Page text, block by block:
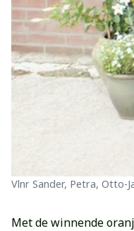
Vlnr Sander, Petra, Otto-
Met de winnende